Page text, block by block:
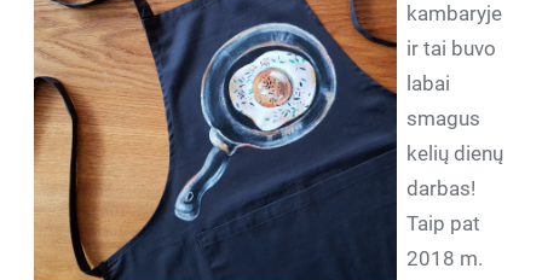
kambaryje
ir tai buvo
labai
smagus
kelių dienų
darbas!
Taip pat
2018 m.